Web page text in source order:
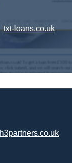
txt-loans.co.uk
h3partners.co.uk